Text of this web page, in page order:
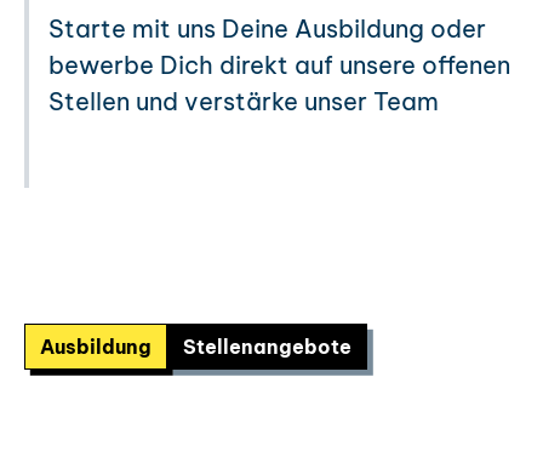
Starte mit uns Deine Ausbildung oder
bewerbe Dich direkt auf unsere offenen
Stellen und verstärke unser Team
Ausbildung Stellenangebote